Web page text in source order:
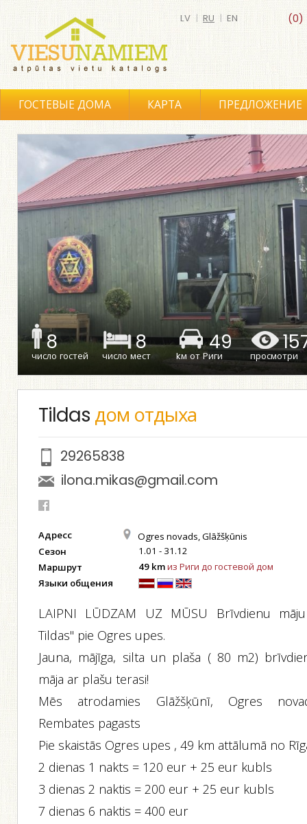
(0)
LV | RU | EN
ГОСТЕВЫЕ ДОМА КАРТА ПРЕДЛОЖЕНИЕ
8
число гостей
8
число мест
49
kм от Риги просмотри
Tildas дом отдыха
29265838
ilona.mikas@gmail.com
Адресс Ogres novads, Glāžšķūnis
Сезон 1.01 - 31.12
Маршрут 49 kmиз Риги до гостевой дом
Языки общения
LAIPNI LŪDZAM UZ MŪSU Brīvdienu
Tildas" pie Ogres upes.
Jauna, mājīga, silta un plaša ( 80 m2)
māja ar plašu terasi!
Mēs atrodamies Glāžšķūnī, Ogres
Rembates pagasts
Pie skaistās Ogres upes , 49 km attālumā no
2 dienas 1 nakts = 120 eur + 25 eur kubls
3 dienas 2 naktis = 200 eur + 25 eur kubls
7 dienas 6 naktis = 400 eur